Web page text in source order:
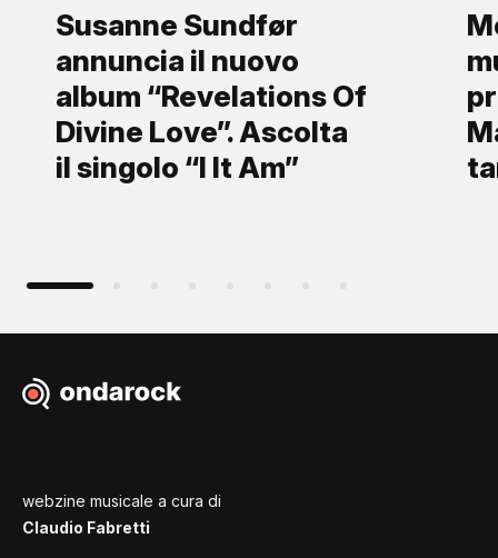
Susanne Sundfør
annuncia il nuovo
album “Revelations Of
Divine Love”. Ascolta
il singolo “I It Am”
webzine musicale a cura di
Claudio Fabretti